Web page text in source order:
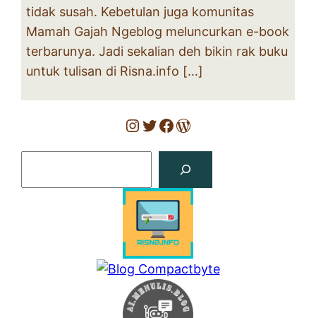
tidak susah. Kebetulan juga komunitas
Mamah Gajah Ngeblog meluncurkan e-book
terbarunya. Jadi sekalian deh bikin rak buku
untuk tulisan di Risna.info […]
Instagram
Twitter
Facebook
WordPress